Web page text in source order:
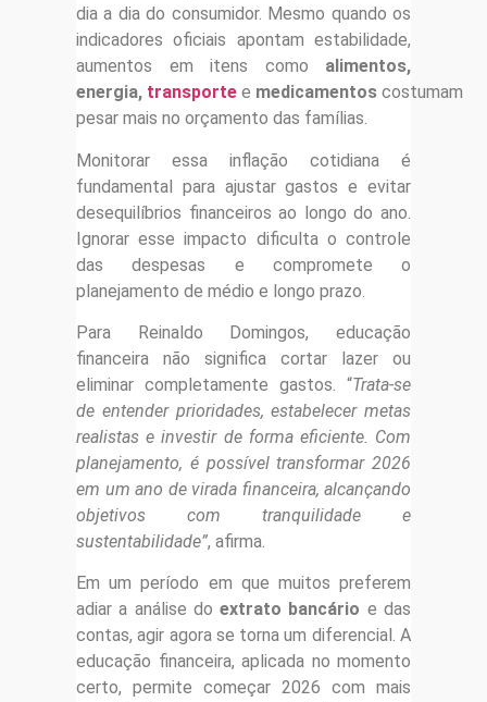
dia a dia do consumidor. Mesmo quando os
indicadores oficiais apontam estabilidade,
aumentos em itens como alimentos,
energia, transporte e medicamentos costumam
pesar mais no orçamento das famílias.
Monitorar essa inflação cotidiana é
fundamental para ajustar gastos e evitar
desequilíbrios financeiros ao longo do ano.
Ignorar esse impacto dificulta o controle
das despesas e compromete o
planejamento de médio e longo prazo.
Para Reinaldo Domingos, educação
financeira não significa cortar lazer ou
eliminar completamente gastos. “Trata-se
de entender prioridades, estabelecer metas
realistas e investir de forma eficiente. Com
planejamento, é possível transformar 2026
em um ano de virada financeira, alcançando
objetivos com tranquilidade e
sustentabilidade”, afirma.
Em um período em que muitos preferem
adiar a análise doextrato bancário e das
contas, agir agora se torna um diferencial. A
educação financeira, aplicada no momento
certo, permite começar 2026 com mais